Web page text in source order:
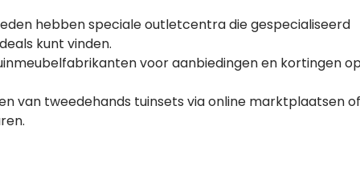
hebben speciale outletcentra die gespecialiseerd
kunt vinden.
voor aanbiedingen en kortingen
van tweedehands tuinsets via online marktplaatsen of